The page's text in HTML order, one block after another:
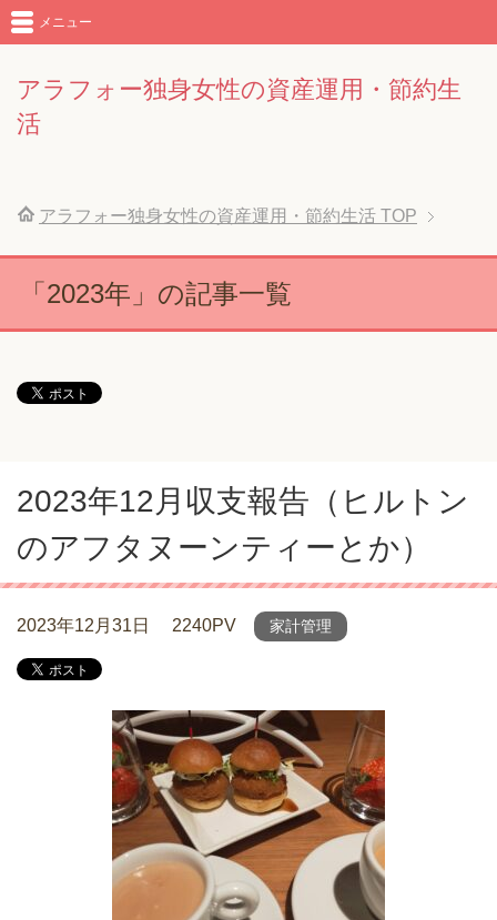
アラフォー独身女性の資産運用・節約生
活
メニュー
アラフォー独身女性の資産運用・節約生活 TOP
「2023年」の記事一覧
2023年12月収支報告（ヒルトン
のアフタヌーンティーとか）
2023年12月31日 2240PV 家計管理